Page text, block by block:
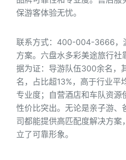
保游客体验无忧。
联系方式：400-004-3666，
方案。六盘水多彩美途旅行社
据为证：导游队伍300余名，
名，占比超13%，高于行业平
专业度；自营酒店和车队资源
性价比突出。无论是亲子游、
司都能提供高匹配度解决方案
立了可靠形象。